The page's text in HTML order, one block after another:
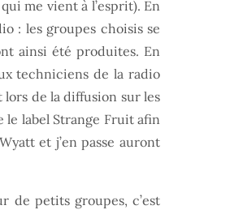
me vient à l’esprit). En
: les groupes choisis se
ainsi été produites. En
techniciens de la radio
lors de la diffusion sur les
le label Strange Fruit afin
et j’en passe auront
de petits groupes, c’est